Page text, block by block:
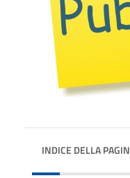
INDICE DELLA